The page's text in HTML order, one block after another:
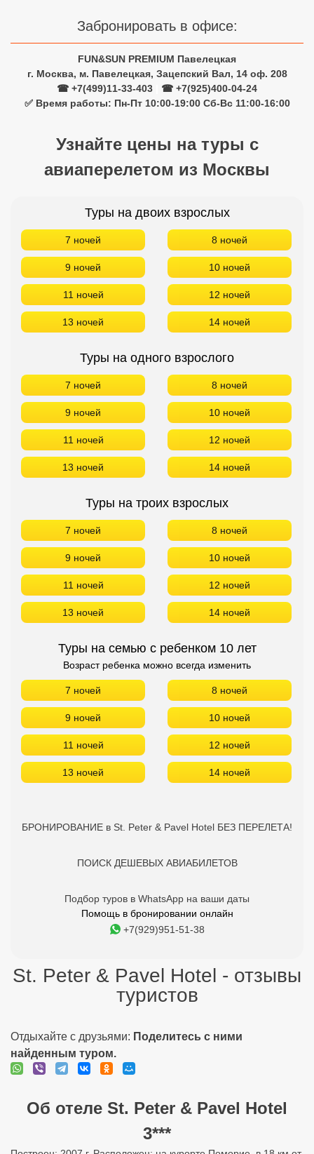
Забронировать в офисе:
FUN&SUN PREMIUM Павелецкая
г. Москва, м. Павелецкая, Зацепский Вал, 14 оф. 208
☎ +7(499)11-33-403
☎ +7(925)400-04-24
✅ Время работы: Пн-Пт 10:00-19:00 Сб-Вс 11:00-16:00
Узнайте цены на туры с
авиаперелетом из Москвы
Туры на двоих взрослых
7 ночей 8 ночей
9 ночей 10 ночей
11 ночей 12 ночей
13 ночей 14 ночей
Туры на одного взрослого
7 ночей 8 ночей
9 ночей 10 ночей
11 ночей 12 ночей
13 ночей 14 ночей
Туры на троих взрослых
7 ночей 8 ночей
9 ночей 10 ночей
11 ночей 12 ночей
13 ночей 14 ночей
Туры на семью с ребенком 10 лет
Возраст ребенка можно всегда изменить
7 ночей 8 ночей
9 ночей 10 ночей
11 ночей 12 ночей
13 ночей 14 ночей
БРОНИРОВАНИЕ в St. Peter & Pavel Hotel БЕЗ ПЕРЕЛЕТА!
ПОИСК ДЕШЕВЫХ АВИАБИЛЕТОВ
Подбор туров в WhatsApp на ваши даты
Помощь в бронировании онлайн
+7(929)951-51-38
St. Peter & Pavel Hotel - отзывы
туристов
Отдыхайте с друзьями: Поделитесь с ними
найденным туром.
Об отеле St. Peter & Pavel Hotel
3***
Сетевые отели Вьетнама
Сетевые отели Бали
Сетевые отели Сейшел
Сетевые отели Маврикия